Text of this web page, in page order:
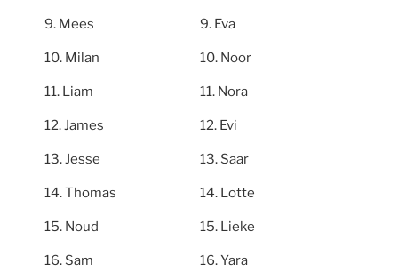
Mees
Milan
Liam
James
Jesse
Thomas
Noud
Sam
Eva
Noor
Nora
Evi
Saar
Lotte
Lieke
Yara